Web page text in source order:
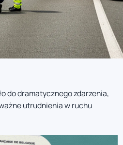
do dramatycznego zdarzenia,
utrudnienia w ruchu